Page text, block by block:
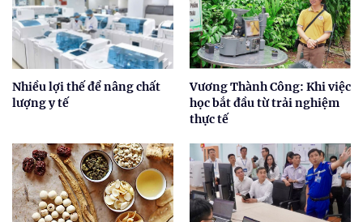
Nhiều lợi thế để nâng chất
lượng y tế
Vương Thành Công: Khi việc
học bắt đầu từ trải nghiệm
thực tế